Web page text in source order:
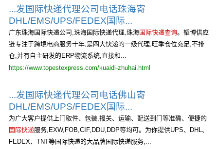
...发国际快递代理公司电话珠海寄
DHL/EMS/UPS/FEDEX国际...
广东珠海国际快递公司,珠海国际快递代理,珠海国际快递查询。韬博供应
链专注于跨境电商服务十年,是四大快递的一级代理,旺季仓位充足,不排
仓,并有自主研发的ERP物流系统,直接和...
https://www.topestexpress.com/kuaidi-zhuhai.html
...发国际快递代理公司电话佛山寄
DHL/EMS/UPS/FEDEX国际...
为广大客户提供上门取件、包装,报关、运输、配送到门等准确、便捷的
国际快递服务,EXW,FOB,CIF,DDU,DDP等均可。为你提供UPS、DHL、
FEDEX、TNT等国际快递的大品牌国际快递服务,...